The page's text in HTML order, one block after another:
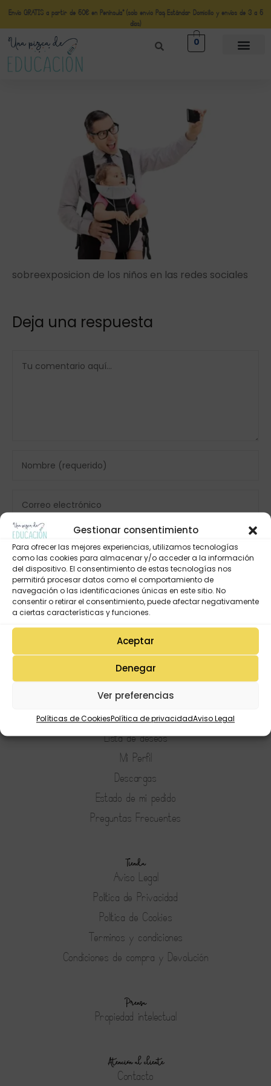
Gestionar consentimiento
Para ofrecer las mejores experiencias, utilizamos tecnologías
como las cookies para almacenar y/o acceder a la información
del dispositivo. El consentimiento de estas tecnologías nos
permitirá procesar datos como el comportamiento de
navegación o las identificaciones únicas en este sitio. No
consentir o retirar el consentimiento, puede afectar negativamente
a ciertas características y funciones.
Aceptar
Denegar
Ver preferencias
Políticas de CookiesPolítica de privacidadAviso Legal
Envío GRATIS a partir de 50€ en Península* (solo envio Paq Estándar Domicilio y envíos de 3 a 5
días)
0
sobreexposicion de los niños en las redes sociales
Deja una respuesta
Mi Cuenta
Lista de deseos
Mi Perfil
Descargas
Estado de mi pedido
Preguntas Frecuentes
Tienda
Aviso Legal
Política de Privacidad
Política de Cookies
Terminos y condiciones
Condiciones de compra y Devolución
Prensa
Propiedad intelectual
Atención al cliente
Contacto